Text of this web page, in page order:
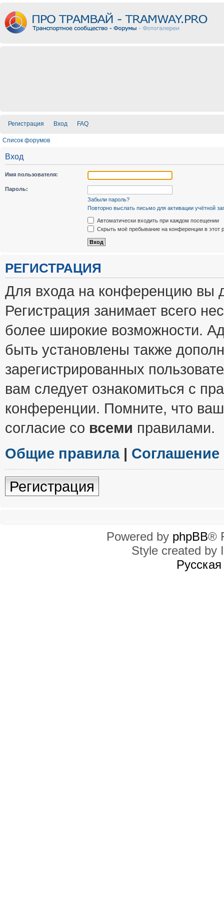
Регистрация Вход FAQ
Список форумов
Вход
Имя пользователя:
Пароль:
Забыли пароль?
Повторно выслать письмо для активации учётной
Автоматически входить при каждом посещении
Скрыть моё пребывание на конференции в этот
РЕГИСТРАЦИЯ
Для входа на конференцию вы
Регистрация занимает всего
более широкие возможности.
быть установлены также
зарегистрированных
вам следует ознакомиться с
конференции. Помните, что
согласие со всеми правилами.
Общие правила|
Регистрация
Powered by phpBB®
Style created by